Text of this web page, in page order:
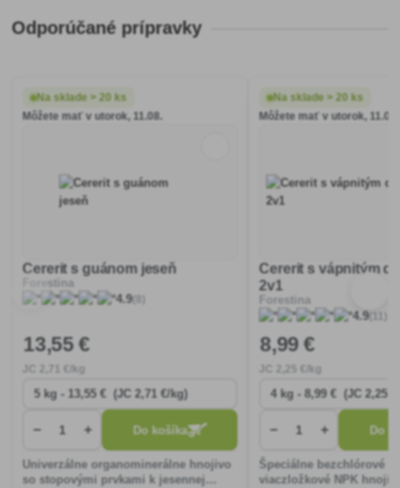
Odporúčané prípravky
Na sklade > 20 ks
Môžete mať v utorok, 11.08.
Cererit s guánom jeseň
Forestina
4.9(8)
13,55 €
2 ,71 €/kg
− + Do košíka
Univerzálne organominerálne hnojivo
so stopovými prvkami k jesennej
Na sklade > 20 ks
Môžete mať v utorok, 11.08.
Cererit s vápnitým
2v1
Forestina
4.9(11)
8,99 €
2 ,25 €/kg
− + Do
Špeciálne bezchlórové
viaczložkové NPK